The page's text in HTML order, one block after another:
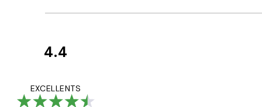
4.4
EXCELLENTS